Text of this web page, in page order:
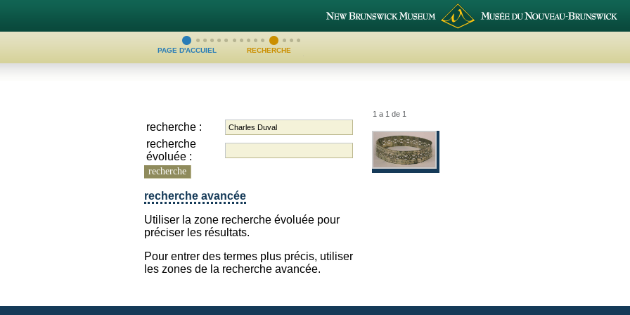
PAGE D'ACCUIEL RECHERCHE
recherche :
recherche
évoluée :
recherche
recherche avancée
Utiliser la zone recherche évoluée pour
préciser les résultats.
Pour entrer des termes plus précis, utiliser
les zones de la recherche avancée.
1 a 1 de 1